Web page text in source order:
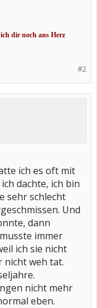
dir noch ans Herz
#2
ich es oft mit
dachte, ich bin
sehr schlecht
Und
dann
immer
ich sie nicht
nicht weh tat.
nicht mehr
eben.